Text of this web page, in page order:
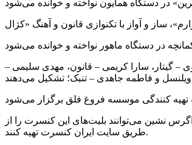
– گیتار، سارا کریمی – قانون، مهدی سلیمی –
به موسیقی مناطق زاگرس نشین می‌توانند بلیت‌های این کنسرت را از
طریق سایت ایران کنسرت تهیه کنند.